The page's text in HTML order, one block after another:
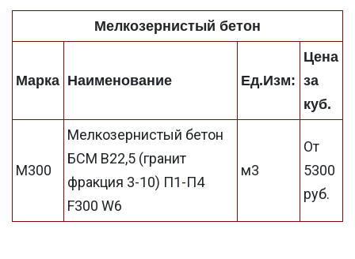
Мелкозернистый бетон
Марка Наименование Ед.Изм:
Цена
за
куб.
М300
Мелкозернистый бетон
БСМ В22,5 (гранит
фракция 3-10) П1-П4
F300 W6
м3
От
5300
руб.